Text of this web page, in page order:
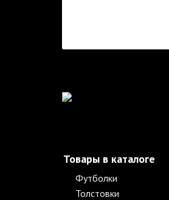
Товары в каталоге
Футболки
Толстовки